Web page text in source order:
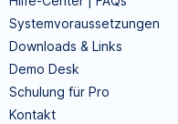
Systemvoraussetzungen
Downloads & Links
Demo Desk
Schulung für Pro
Kontakt